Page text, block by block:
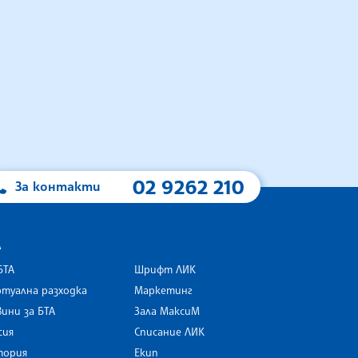
За контакти 02 9262 210
разходка
за БТА
Шрифт ЛИК
Маркетинг
Зала МаксиМ
Списание ЛИК
Екип